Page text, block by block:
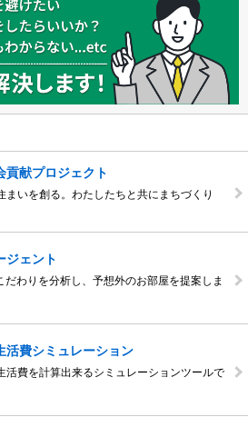
貢献プロジェクト
まいを創る。わたしたちと共にまちづくり
ジェント
だわりを分析し、予想外のお部屋を提案しま
活費シミュレーション
活費を計算出来るシミュレーションツールで